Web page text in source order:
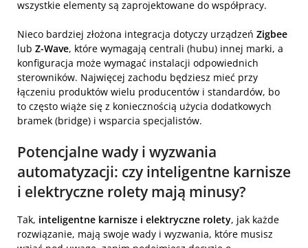
wszystkie elementy są zaprojektowane do współpracy.
Nieco bardziej złożona integracja dotyczy urządzeń Zigbee
lub Z-Wave, które wymagają centrali (hubu) innej marki, a
konfiguracja może wymagać instalacji odpowiednich
sterowników. Najwięcej zachodu będziesz mieć przy
łączeniu produktów wielu producentów i standardów, bo
to często wiąże się z koniecznością użycia dodatkowych
bramek (bridge) i wsparcia specjalistów.
Potencjalne wady i wyzwania
automatyzacji: czy inteligentne karnisze
i elektryczne rolety mają minusy?
Tak, inteligentne karnisze i elektryczne rolety, jak każde
rozwiązanie, mają swoje wady i wyzwania, które musisz